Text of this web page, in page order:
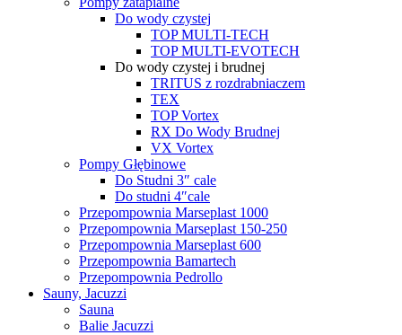
Do wody czystej
TOP MULTI-TECH
TOP MULTI-EVOTECH
Do wody czystej i brudnej
TRITUS z rozdrabniaczem
TEX
TOP Vortex
RX Do Wody Brudnej
VX Vortex
Pompy Głębinowe
Do Studni 3″ cale
Do studni 4″cale
Przepompownia Marseplast 1000
Przepompownia Marseplast 150-250
Przepompownia Marseplast 600
Przepompownia Bamartech
Przepompownia Pedrollo
Sauny, Jacuzzi
Sauna
Balie Jacuzzi